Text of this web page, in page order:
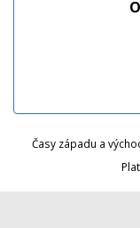
Časy západu a